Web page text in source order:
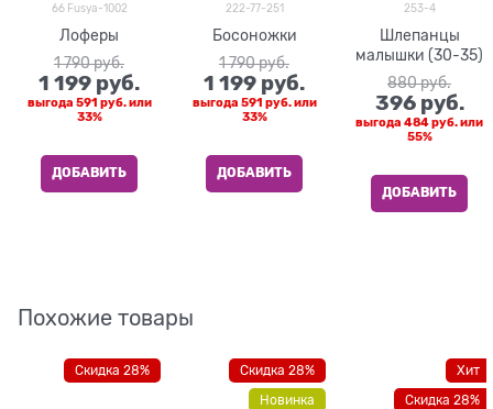
66 Fusya-1002
Лоферы
1 790 руб.
1 199 руб.
выгода 591 руб.или
33%
ДОБАВИТЬ
222-77-251
Босоножки
1 790 руб.
1 199 руб.
выгода 591 руб.или
33%
ДОБАВИТЬ
253-4
Шлепанцы
малышки (30-35)
880 руб.
396 руб.
выгода 484 руб.или
55%
ДОБАВИТЬ
Похожие товары
Скидка 28%
Скидка 28%
Новинка
Хит
Скидка 28%